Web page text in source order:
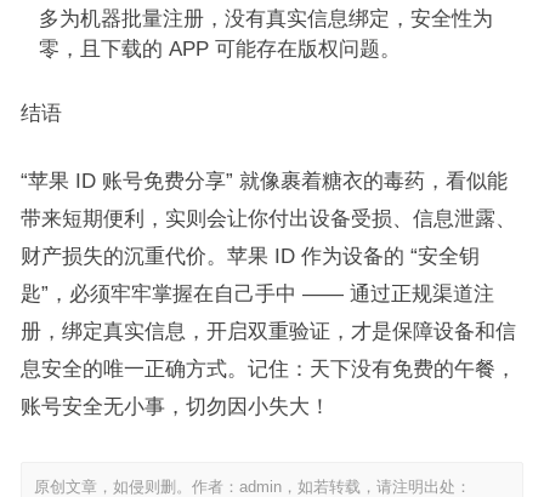
多为机器批量注册，没有真实信息绑定，安全性为
零，且下载的 APP 可能存在版权问题。​
结语​
“苹果 ID 账号免费分享” 就像裹着糖衣的毒药，看似能
带来短期便利，实则会让你付出设备受损、信息泄露、
财产损失的沉重代价。苹果 ID 作为设备的 “安全钥
匙”，必须牢牢掌握在自己手中 —— 通过正规渠道注
册，绑定真实信息，开启双重验证，才是保障设备和信
息安全的唯一正确方式。记住：天下没有免费的午餐，
账号安全无小事，切勿因小失大！
原创文章，如侵则删。作者：admin，如若转载，请注明出处：